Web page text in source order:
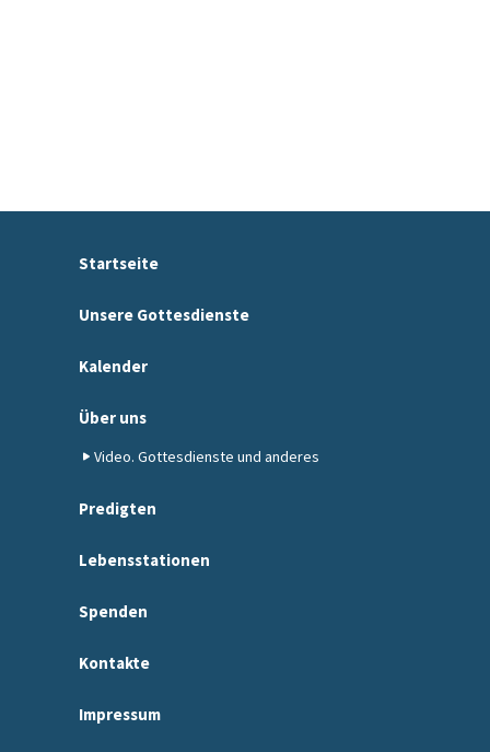
Startseite
Unsere Gottesdienste
Kalender
Über uns
Video. Gottesdienste und anderes
Predigten
Lebensstationen
Spenden
Kontakte
Impressum